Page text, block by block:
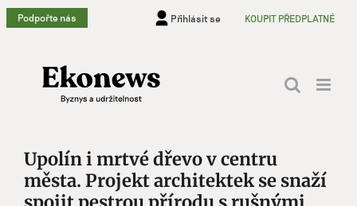
Přeskočit
na
Podpořte nás Přihlásit se KOUPIT PŘEDPLATNÉ
Upolín i mrtvé dřevo v centru
města. Projekt architektek se snaží